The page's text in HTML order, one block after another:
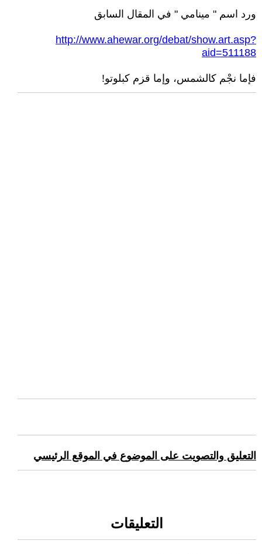
ورد اسم " مينامي " في المقال السابق
http://www.ahewar.org/debat/show.art.asp?
aid=511188
فإما نجْم كالشمس، وإما قزم كبلوتو!
التعليق والتصويت على الموضوع في الموقع الرئيسي
التعليقات